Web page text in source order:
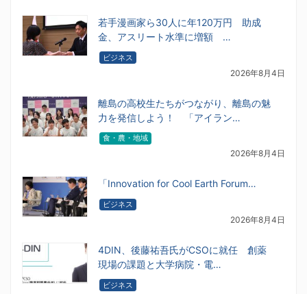
若手漫画家ら30人に年120万円 助成
金、アスリート水準に増額 …
ビジネス
2026年8月4日
離島の高校生たちがつながり、離島の魅
力を発信しよう！ 「アイラン…
食・農・地域
2026年8月4日
「Innovation for Cool Earth Forum…
ビジネス
2026年8月4日
4DIN、後藤祐吾氏がCSOに就任 創薬
現場の課題と大学病院・電…
ビジネス